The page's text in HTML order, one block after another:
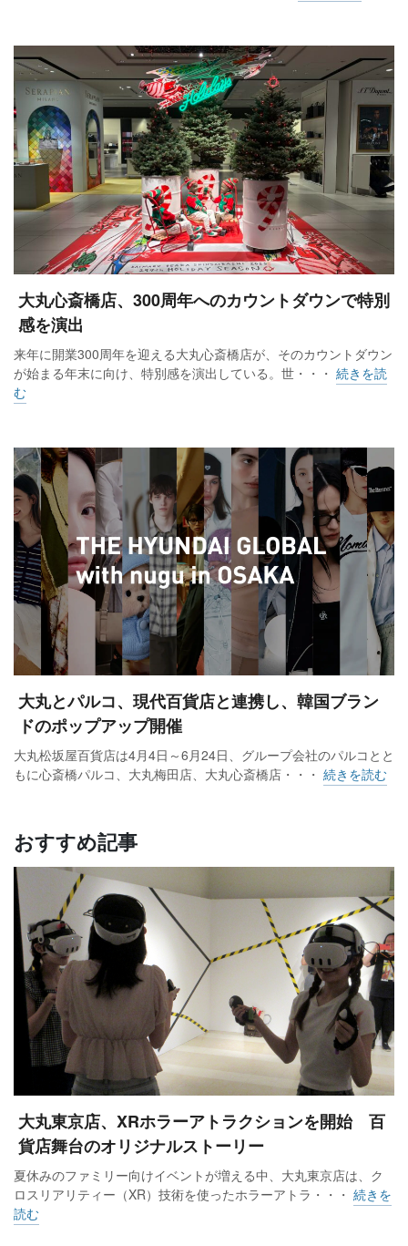
大丸心斎橋店、300周年へのカウントダウンで特別
感を演出
来年に開業300周年を迎える大丸心斎橋店が、そのカウントダウン
が始まる年末に向け、特別感を演出している。世・・・ 続きを読
む
大丸とパルコ、現代百貨店と連携し、韓国ブラン
ドのポップアップ開催
大丸松坂屋百貨店は4月4日～6月24日、グループ会社のパルコとと
もに心斎橋パルコ、大丸梅田店、大丸心斎橋店・・・ 続きを読む
おすすめ記事
大丸東京店、XRホラーアトラクションを開始 百
貨店舞台のオリジナルストーリー
夏休みのファミリー向けイベントが増える中、大丸東京店は、ク
ロスリアリティー（XR）技術を使ったホラーアトラ・・・ 続きを
読む